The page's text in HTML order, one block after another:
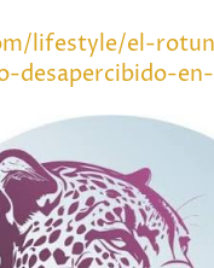
lifestyle/el-
desapercibido-